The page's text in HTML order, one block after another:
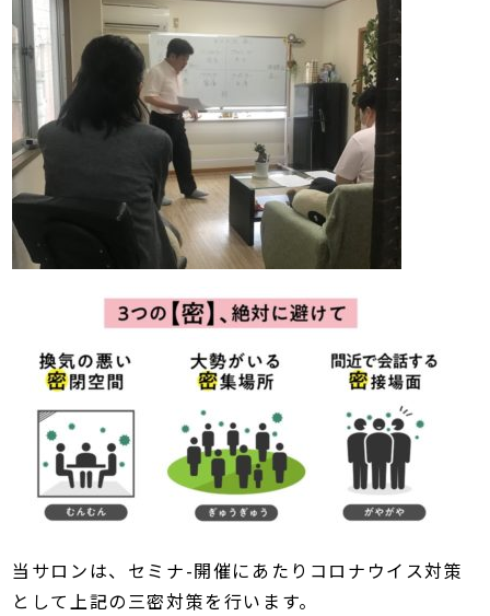
当サロンは、セミナ-開催にあたりコロナウイス対策
として上記の三密対策を行います。